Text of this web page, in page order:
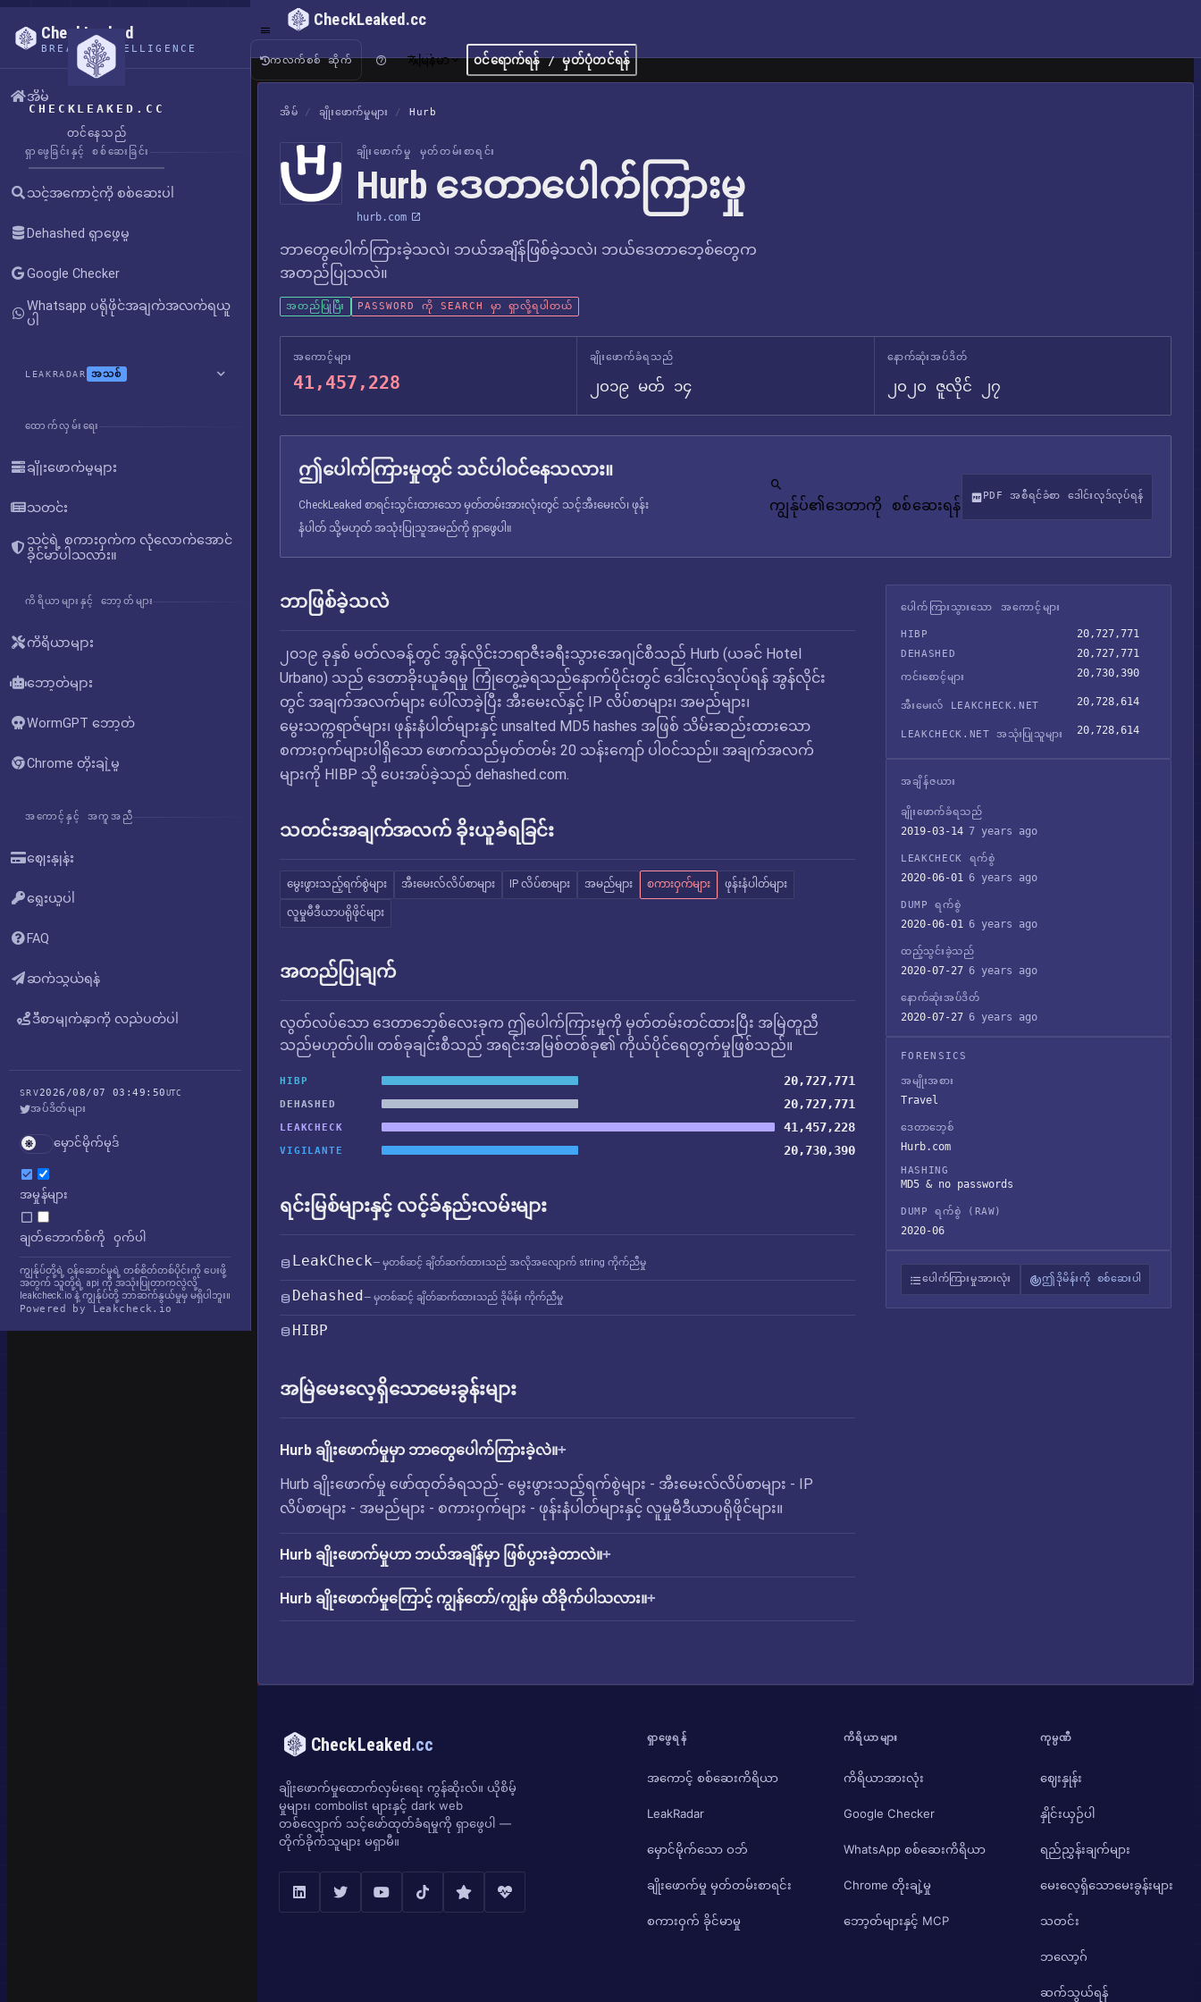
CHECKLEAKED.CC
တင်နေသည်
CheckLeaked
BREACH INTELLIGENCE
အိမ်
ရှာဖွေခြင်းနှင့် စစ်ဆေးခြင်း
သင့်အကောင့်ကို စစ်ဆေးပါ
Dehashed ရှာဖွေမှု
Google Checker
Whatsapp ပရိုဖိုင်အချက်အလက်ရယူ
ပါ
LEAKRADAR အသစ်
ထောက်လှမ်းရေး
ချိုးဖောက်မှုများ
သတင်း
သင့်ရဲ့ စကားဝှက်က လုံလောက်အောင်
ခိုင်မာပါသလား။
ကိရိယာများနှင့် ဘော့တ်များ
ကိရိယာများ
ဘော့တ်များ
WormGPT ဘော့တ်
Chrome တိုးချဲ့မှု
အကောင့်နှင့် အကူအညီ
ဈေးနှုန်း
ရွေးယူပါ
FAQ
ဆက်သွယ်ရန်
ဒီစာမျက်နှာကို လည်ပတ်ပါ
SRV2026/08/07 03:49:50UTC
အပ်ဒိတ်များ
မှောင်မိုက်မုဒ်
အမှုန်များ
ချတ်ဘောက်စ်ကို ဝှက်ပါ
ကျွန်ုပ်တို့ရဲ့ ဝန်ဆောင်မှုရဲ့ တစ်စိတ်တစ်ပိုင်းကို ပေးဖို့
အတွက် သူတို့ရဲ့ api ကို အသုံးပြုတာကလွဲလို့
leakcheck.io နဲ့ ကျွန်ုပ်တို့ ဘာဆက်နွယ်မှုမှ မရှိပါဘူး။
Powered by Leakcheck.io
CheckLeaked.cc
ကလက်စစ် ဆိုက် မြန်မာ ဝင်ရောက်ရန် / မှတ်ပုံတင်ရန်
အိမ် / ချိုးဖောက်မှုများ / Hurb
ချိုးဖောက်မှု မှတ်တမ်းစာရင်း
Hurb ဒေတာပေါက်ကြားမှု
hurb.com
ဘာတွေပေါက်ကြားခဲ့သလဲ၊ ဘယ်အချိန်ဖြစ်ခဲ့သလဲ၊ ဘယ်ဒေတာဘေ့စ်တွေက
အတည်ပြုသလဲ။
အတည်ပြုပြီး PASSWORD ကို SEARCH မှာ ရှာလို့ရပါတယ်
အကောင့်များ
41,457,228
ချိုးဖောက်ခံရသည်
၂၀၁၉ မတ် ၁၄
နောက်ဆုံးအပ်ဒိတ်
၂၀၂၀ ဇူလိုင် ၂၇
ဤပေါက်ကြားမှုတွင် သင်ပါဝင်နေသလား။
CheckLeaked စာရင်းသွင်းထားသော မှတ်တမ်းအားလုံးတွင် သင့်အီးမေးလ်၊ ဖုန်း
နံပါတ် သို့မဟုတ် အသုံးပြုသူအမည်ကို ရှာဖွေပါ။
ကျွန်ုပ်၏ဒေတာကို စစ်ဆေးရန်
PDF အစီရင်ခံစာ ဒေါင်းလုဒ်လုပ်ရန်
ဘာဖြစ်ခဲ့သလဲ
၂၀၁၉ ခုနှစ် မတ်လခန့်တွင် အွန်လိုင်းဘရာဇီးခရီးသွားအေဂျင်စီသည် Hurb (ယခင် Hotel
Urbano) သည် ဒေတာခိုးယူခံရမှု ကြုံတွေ့ခဲ့ရသည်နောက်ပိုင်းတွင် ဒေါင်းလုဒ်လုပ်ရန် အွန်လိုင်း
တွင် အချက်အလက်များ ပေါ်လာခဲ့ပြီး အီးမေးလ်နှင့် IP လိပ်စာများ၊ အမည်များ၊
မွေးသက္ကရာဇ်များ၊ ဖုန်းနံပါတ်များနှင့် unsalted MD5 hashes အဖြစ် သိမ်းဆည်းထားသော
စကားဝှက်များပါရှိသော ဖောက်သည်မှတ်တမ်း 20 သန်းကျော် ပါဝင်သည်။ အချက်အလက်
များကို HIBP သို့ ပေးအပ်ခဲ့သည် dehashed.com.
သတင်းအချက်အလက် ခိုးယူခံရခြင်း
မွေးဖွားသည့်ရက်စွဲများ အီးမေးလ်လိပ်စာများ IP လိပ်စာများ အမည်များ စကားဝှက်များ ဖုန်းနံပါတ်များ
လူမှုမီဒီယာပရိုဖိုင်များ
အတည်ပြုချက်
လွတ်လပ်သော ဒေတာဘေ့စ်လေးခုက ဤပေါက်ကြားမှုကို မှတ်တမ်းတင်ထားပြီး အမြဲတူညီ
သည်မဟုတ်ပါ။ တစ်ခုချင်းစီသည် အရင်းအမြစ်တစ်ခု၏ ကိုယ်ပိုင်ရေတွက်မှုဖြစ်သည်။
HIBP 20,727,771
DEHASHED 20,727,771
LEAKCHECK 41,457,228
VIGILANTE 20,730,390
ရင်းမြစ်များနှင့် လင့်ခ်နည်းလမ်းများ
LeakCheck— မှတစ်ဆင့် ချိတ်ဆက်ထားသည် အလိုအလျောက် string ကိုက်ညီမှု
Dehashed— မှတစ်ဆင့် ချိတ်ဆက်ထားသည် ဒိုမိန်း ကိုက်ညီမှု
HIBP
အမြဲမေးလေ့ရှိသောမေးခွန်းများ
Hurb ချိုးဖောက်မှုမှာ ဘာတွေပေါက်ကြားခဲ့လဲ။
Hurb ချိုးဖောက်မှု ဖော်ထုတ်ခံရသည်- မွေးဖွားသည့်ရက်စွဲများ - အီးမေးလ်လိပ်စာများ - IP
လိပ်စာများ - အမည်များ - စကားဝှက်များ - ဖုန်းနံပါတ်များနှင့် လူမှုမီဒီယာပရိုဖိုင်များ။
Hurb ချိုးဖောက်မှုဟာ ဘယ်အချိန်မှာ ဖြစ်ပွားခဲ့တာလဲ။
Hurb ချိုးဖောက်မှုကြောင့် ကျွန်တော်/ကျွန်မ ထိခိုက်ပါသလား။
ပေါက်ကြားသွားသော အကောင့်များ
HIBP 20,727,771
DEHASHED 20,727,771
ကင်းစောင့်များ 20,730,390
အီးမေးလ် LEAKCHECK.NET 20,728,614
LEAKCHECK.NET အသုံးပြုသူများ 20,728,614
အချိန်ဇယား
ချိုးဖောက်ခံရသည်
2019-03-14 7 years ago
LEAKCHECK ရက်စွဲ
2020-06-01 6 years ago
DUMP ရက်စွဲ
2020-06-01 6 years ago
ထည့်သွင်းခဲ့သည်
2020-07-27 6 years ago
နောက်ဆုံးအပ်ဒိတ်
2020-07-27 6 years ago
FORENSICS
အမျိုးအစား
Travel
ဒေတာဘေ့စ်
Hurb.com
HASHING
MD5 & no passwords
DUMP ရက်စွဲ (RAW)
2020-06
ပေါက်ကြားမှုအားလုံး ဤဒိုမိန်းကို စစ်ဆေးပါ
CheckLeaked.cc
ချိုးဖောက်မှုထောက်လှမ်းရေး ကွန်ဆိုးလ်။ ယိုစိမ့်
မှုများ၊ combolist များနှင့် dark web
တစ်လျှောက် သင့်ဖော်ထုတ်ခံရမှုကို ရှာဖွေပါ —
တိုက်ခိုက်သူများ မရှာမီ။
ရှာဖွေရန်
အကောင့် စစ်ဆေးကိရိယာ
LeakRadar
မှောင်မိုက်သော ဝဘ်
ချိုးဖောက်မှု မှတ်တမ်းစာရင်း
စကားဝှက် ခိုင်မာမှု
ကိရိယာများ
ကိရိယာအားလုံး
Google Checker
WhatsApp စစ်ဆေးကိရိယာ
Chrome တိုးချဲ့မှု
ဘော့တ်များနှင့် MCP
ကုမ္ပဏီ
ဈေးနှုန်း
နှိုင်းယှဉ်ပါ
ရည်ညွှန်းချက်များ
မေးလေ့ရှိသောမေးခွန်းများ
သတင်း
ဘလော့ဂ်
ဆက်သွယ်ရန်